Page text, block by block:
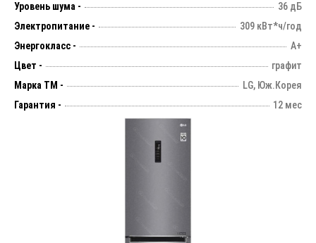
Уровень шума -
36 дБ
Электропитание -
309 кВт*ч/год
Энергокласс -
А+
Цвет -
графит
Марка ТМ -
LG, Юж.Корея
Гарантия -
12 мес